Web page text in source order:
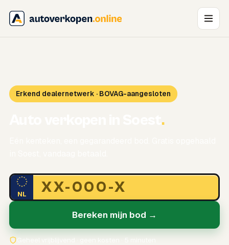
Erkend dealernetwerk · BOVAG-aangesloten
.
NL
Bereken mijn bod →